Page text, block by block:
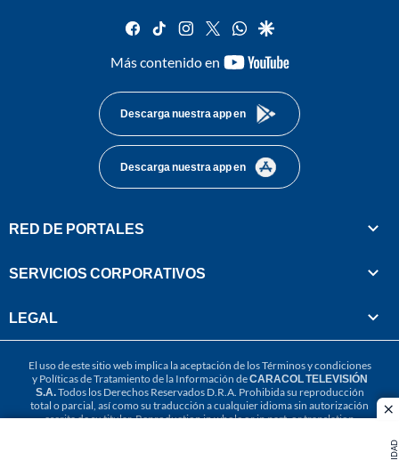
facebook
tiktok instagram
twitterwhatsapp
google
Más contenido en
youtube-
Descarga nuestra app en
Descarga nuestra app en
RED DE PORTALES
SERVICIOS CORPORATIVOS
LEGAL
El uso de este sitio web implica la aceptación de losTérminos y condiciones
y Políticas de Tratamiento de la Información deCARACOL TELEVISIÓN
S.A.Todos los Derechos Reservados D.R.A. Prohibida su reproducción
total o parcial, así como su traducción a cualquier idioma sin autorización
escrita de su titular. Reproduction in whole or in part, or translation